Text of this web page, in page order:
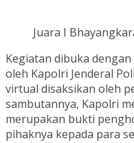
Juara I
Kegiatan dibuka
oleh Kapolri Jenderal
virtual disaksikan oleh
sambutannya, Kapolri
merupakan bukti
pihaknya kepada para